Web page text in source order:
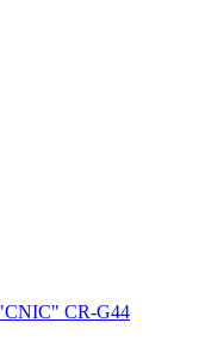
CR-G44